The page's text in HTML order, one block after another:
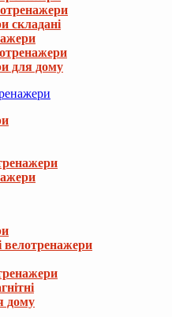
складані
для дому
велотренажери
дому